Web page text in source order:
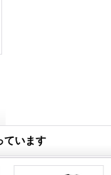
ています